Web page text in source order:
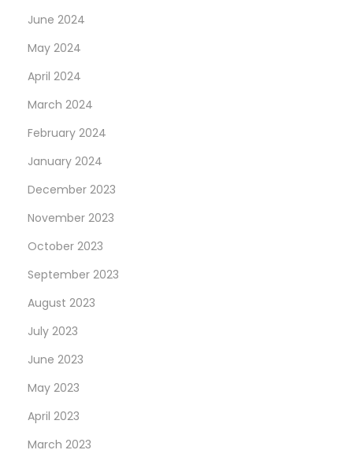
June 2024
May 2024
April 2024
March 2024
February 2024
January 2024
December 2023
November 2023
October 2023
September 2023
August 2023
July 2023
June 2023
May 2023
April 2023
March 2023